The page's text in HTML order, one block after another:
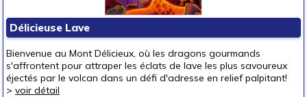
Délicieuse Lave
Bienvenue au Mont Délicieux, où les dragons gourmands
s'affrontent pour attraper les éclats de lave les plus savoureux
éjectés par le volcan dans un défi d'adresse en relief palpitant!
> voir détail